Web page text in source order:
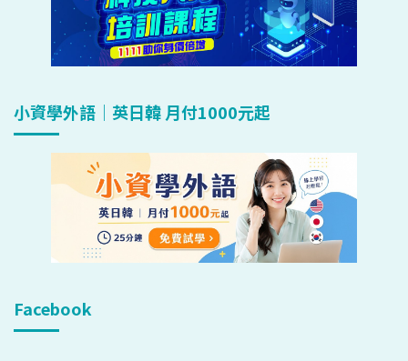
小資學外語｜英日韓 月付1000元起
Facebook